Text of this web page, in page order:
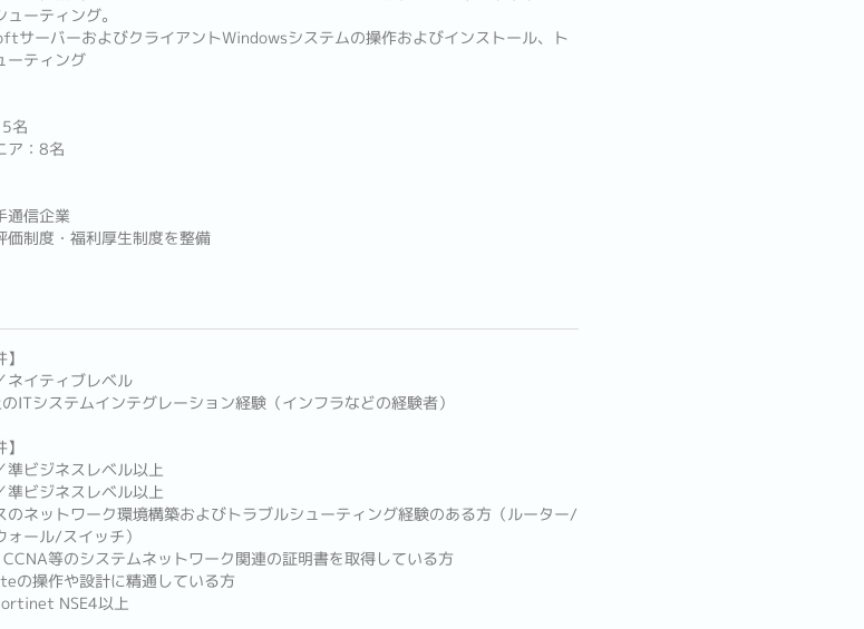
ューティング。
サーバーおよびクライアントWindowsシステムの操作およびインストール、ト
ーティング
名
ア：8名
通信企業
価制度・福利厚生制度を整備
ネイティブレベル
のITシステムインテグレーション経験（インフラなどの経験者）
準ビジネスレベル以上
ビジネスレベル以上
のネットワーク環境構築およびトラブルシューティング経験のある方（ルーター/
ォール/スイッチ）
CCNA等のシステムネットワーク関連の証明書を取得している方
の操作や設計に精通している方
NSE4以上